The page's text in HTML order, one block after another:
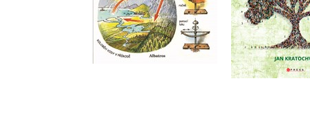
Do košíku Do
319 Kč